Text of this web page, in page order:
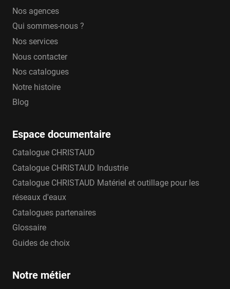
Nos agences
Qui sommes-nous ?
Nos services
Nous contacter
Nos catalogues
Notre histoire
Blog
Espace documentaire
Catalogue CHRISTAUD
Catalogue CHRISTAUD Industrie
Catalogue CHRISTAUD Matériel et outillage pour les
réseaux d'eaux
Catalogues partenaires
Glossaire
Guides de choix
Notre métier